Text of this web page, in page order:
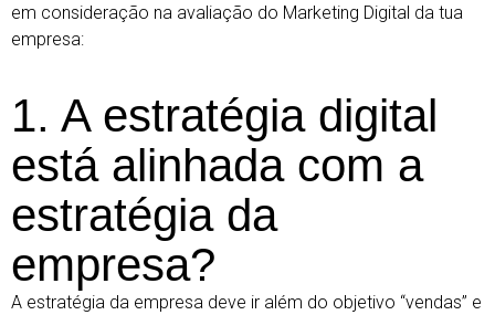
em consideração na avaliação do Marketing Digital da tua
empresa:
1. A estratégia digital
está alinhada com a
estratégia da
empresa?
A estratégia da empresa deve ir além do objetivo “vendas” e